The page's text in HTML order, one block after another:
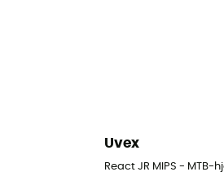
Uvex
React JR MIPS - MTB-